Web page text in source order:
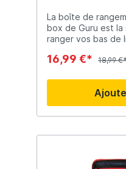
La boîte de
box de Guru est
ranger vos bas de
montages.Elle est
C’est un système
toutes les
waggler, bas de
cheveux, leaders,
16,99 €* 18,99